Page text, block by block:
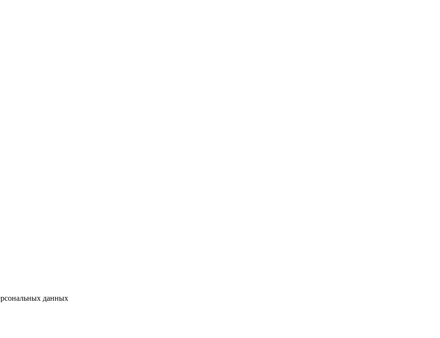
данных